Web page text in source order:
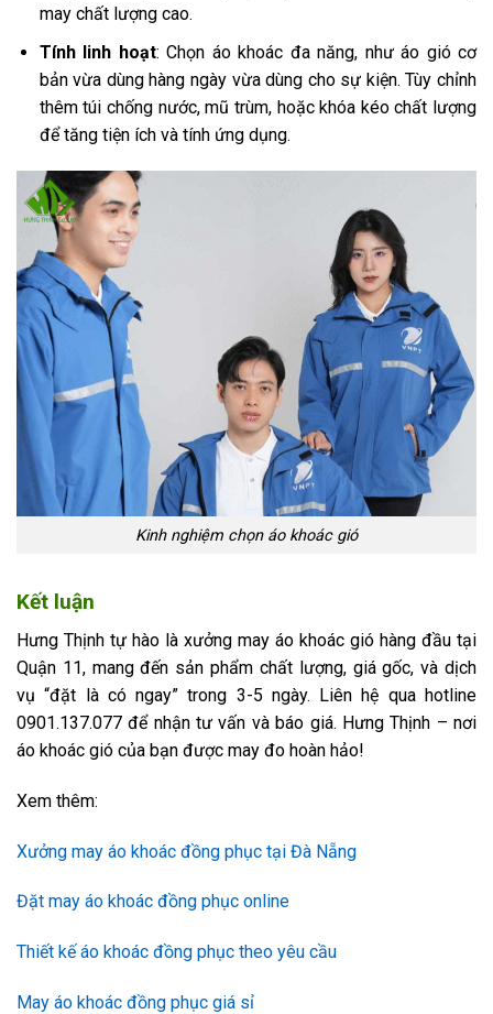
may chất lượng cao.
Tính linh hoạt: Chọn áo khoác đa năng, như áo gió cơ
bản vừa dùng hàng ngày vừa dùng cho sự kiện. Tùy chỉnh
thêm túi chống nước, mũ trùm, hoặc khóa kéo chất lượng
để tăng tiện ích và tính ứng dụng.
Kinh nghiệm chọn áo khoác gió
Kết luận
Hưng Thịnh tự hào là xưởng may áo khoác gió hàng đầu tại
Quận 11, mang đến sản phẩm chất lượng, giá gốc, và dịch
vụ “đặt là có ngay” trong 3-5 ngày. Liên hệ qua hotline
0901.137.077 để nhận tư vấn và báo giá. Hưng Thịnh – nơi
áo khoác gió của bạn được may đo hoàn hảo!
Xem thêm:
Xưởng may áo khoác đồng phục tại Đà Nẵng
Đặt may áo khoác đồng phục online
Thiết kế áo khoác đồng phục theo yêu cầu
May áo khoác đồng phục giá sỉ